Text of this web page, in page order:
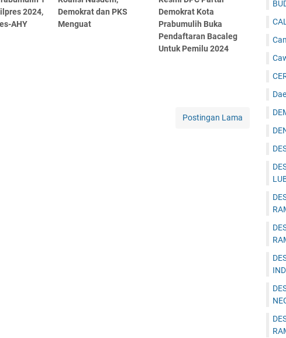
2024,
AHY
Demokrat dan PKS
Menguat
Demokrat Kota
Prabumulih Buka
Pendaftaran Bacaleg
Untuk Pemilu 2024
Postingan Lama